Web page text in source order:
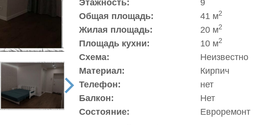
next
Этажность:
9
Общая площадь:
41 м2
Жилая площадь: 20 м2
Площадь кухни: 10 м2
Схема:
Неизвестно
Материал:
Кирпич
Телефон:
нет
Балкон:
Нет
Состояние:
Евроремонт